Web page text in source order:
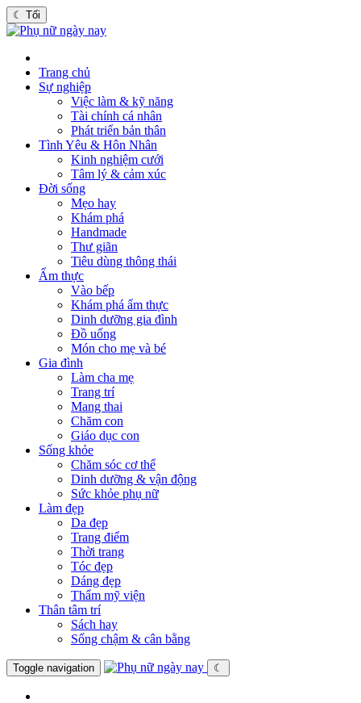
☾ Tối
Trang chủ
Sự nghiệp
Việc làm & kỹ năng
Tài chính cá nhân
Phát triển bản thân
Tình Yêu & Hôn Nhân
Kinh nghiệm cưới
Tâm lý & cảm xúc
Đời sống
Mẹo hay
Khám phá
Handmade
Thư giãn
Tiêu dùng thông thái
Ẩm thực
Vào bếp
Khám phá ẩm thực
Dinh dưỡng gia đình
Đồ uống
Món cho mẹ và bé
Gia đình
Làm cha mẹ
Trang trí
Mang thai
Chăm con
Giáo dục con
Sống khỏe
Chăm sóc cơ thể
Dinh dưỡng & vận động
Sức khỏe phụ nữ
Làm đẹp
Da đẹp
Trang điểm
Thời trang
Tóc đẹp
Dáng đẹp
Thẩm mỹ viện
Thân tâm trí
Sách hay
Sống chậm & cân bằng
Toggle navigation ☾